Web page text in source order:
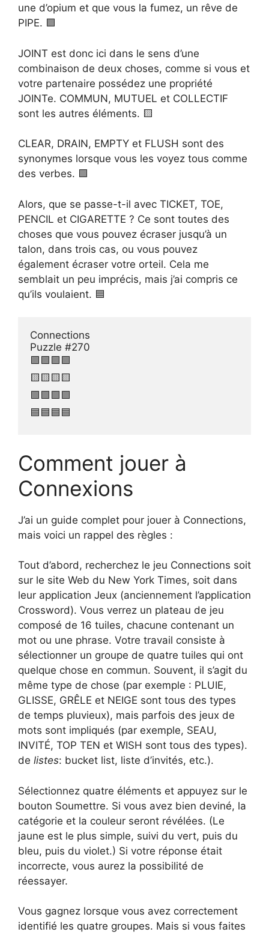
une d’opium et que vous la fumez, un rêve de
PIPE. 🟪
JOINT est donc ici dans le sens d’une
combinaison de deux choses, comme si vous et
votre partenaire possédez une propriété
JOINTe. COMMUN, MUTUEL et COLLECTIF
sont les autres éléments. 🟨
CLEAR, DRAIN, EMPTY et FLUSH sont des
synonymes lorsque vous les voyez tous comme
des verbes. 🟩
Alors, que se passe-t-il avec TICKET, TOE,
PENCIL et CIGARETTE ? Ce sont toutes des
choses que vous pouvez écraser jusqu’à un
talon, dans trois cas, ou vous pouvez
également écraser votre orteil. Cela me
semblait un peu imprécis, mais j’ai compris ce
qu’ils voulaient. 🟦
Connections
Puzzle #270
🟪🟪🟪🟪
🟨🟨🟨🟨
🟩🟩🟩🟩
🟦🟦🟦🟦
Comment jouer à
Connexions
J’ai un guide complet pour jouer à Connections,
mais voici un rappel des règles :
Tout d’abord, recherchez le jeu Connections soit
sur le site Web du New York Times, soit dans
leur application Jeux (anciennement l’application
Crossword). Vous verrez un plateau de jeu
composé de 16 tuiles, chacune contenant un
mot ou une phrase. Votre travail consiste à
sélectionner un groupe de quatre tuiles qui ont
quelque chose en commun. Souvent, il s’agit du
même type de chose (par exemple : PLUIE,
GLISSE, GRÊLE et NEIGE sont tous des types
de temps pluvieux), mais parfois des jeux de
mots sont impliqués (par exemple, SEAU,
INVITÉ, TOP TEN et WISH sont tous des types).
de listes: bucket list, liste d’invités, etc.).
Sélectionnez quatre éléments et appuyez sur le
bouton Soumettre. Si vous avez bien deviné, la
catégorie et la couleur seront révélées. (Le
jaune est le plus simple, suivi du vert, puis du
bleu, puis du violet.) Si votre réponse était
incorrecte, vous aurez la possibilité de
réessayer.
Vous gagnez lorsque vous avez correctement
identifié les quatre groupes. Mais si vous faites